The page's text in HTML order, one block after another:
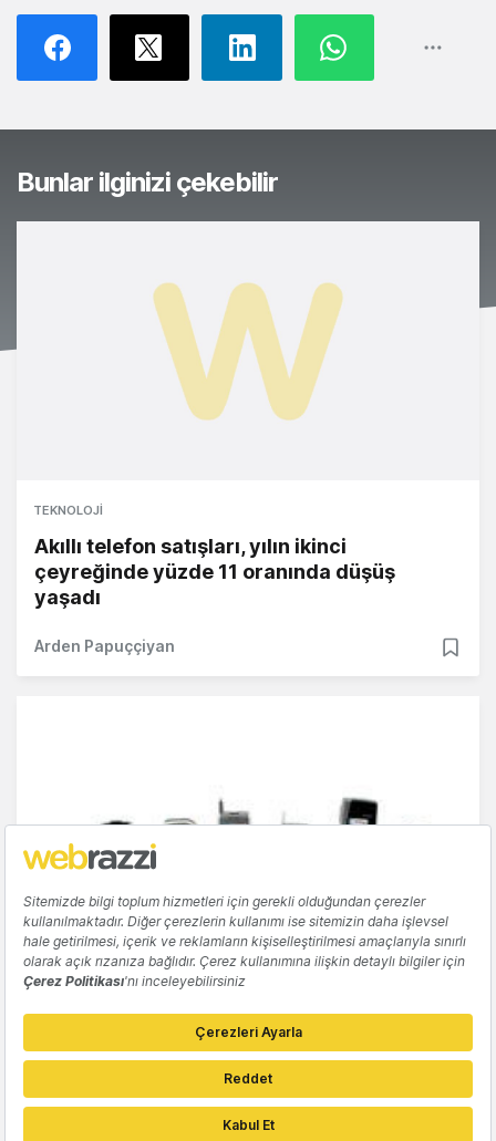
Bunlar ilginizi çekebilir
TEKNOLOJI
Akıllı telefon satışları, yılın ikinci
çeyreğinde yüzde 11 oranında düşüş
yaşadı
Arden Papuççiyan
MOBIL
Akıllı Telefon Satışları 2011'de 420 Milyonu,
2016'da 1 Milyarı Bulacak
Ümit Öncel